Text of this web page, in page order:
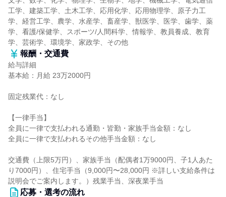
工学、建築工学、土木工学、応用化学、応用物理学、原子力工
学、経営工学、農学、水産学、畜産学、獣医学、医学、歯学、薬
学、看護/保健学、スポーツ/人間科学、情報学、教員養成、教育
学、芸術学、環境学、家政学、その他
報酬・交通費
給与詳細
基本給：月給 23万2000円
固定残業代：なし
【一律手当】
全員に一律で支払われる通勤・皆勤・家族手当金額：なし
全員に一律で支払われるその他手当金額：なし
交通費（上限5万円）、家族手当（配偶者1万9000円、子1人あた
り7000円）、住宅手当（9,000円〜28,000円 ※詳しい支給条件は
説明会でご案内します。）残業手当、深夜業手当
応募・選考の流れ